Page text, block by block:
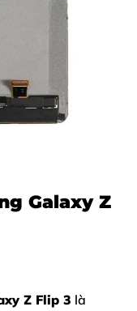
Galaxy Z
Z Flip 3 là